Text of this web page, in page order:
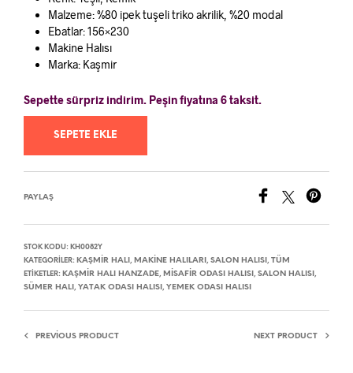
Malzeme: %80 ipek tuşeli triko akrilik, %20 modal
Ebatlar: 156×230
Makine Halısı
Marka: Kaşmir
Sepette sürpriz indirim. Peşin fiyatına 6 taksit.
SEPETE EKLE
PAYLAŞ
STOK KODU: KH0082Y
KATEGORILER: KAŞMIR HALI , MAKINE HALILARI , SALON HALISI , TÜM
ETIKETLER: KAŞMIR HALI HANZADE, MISAFIR ODASI HALISI , SALON HALISI ,
SÜMER HALI , YATAK ODASI HALISI , YEMEK ODASI HALISI
PREVIOUS PRODUCT NEXT PRODUCT